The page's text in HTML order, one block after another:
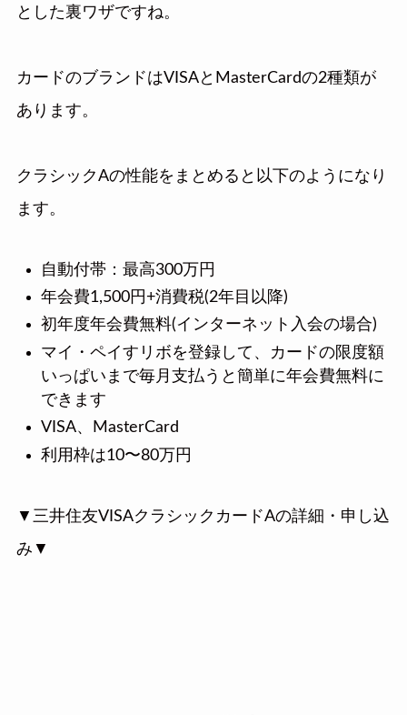
とした裏ワザですね。
カードのブランドはVISAとMasterCardの2種類が
あります。
クラシックAの性能をまとめると以下のようになり
ます。
自動付帯：最高300万円
年会費1,500円+消費税(2年目以降)
初年度年会費無料(インターネット入会の場合)
マイ・ペイすリボを登録して、カードの限度額
いっぱいまで毎月支払うと簡単に年会費無料に
できます
VISA、MasterCard
利用枠は10〜80万円
▼三井住友VISAクラシックカードAの詳細・申し込
み▼